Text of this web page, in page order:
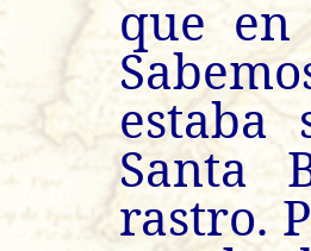
que en
estaba
Santa
rastro.